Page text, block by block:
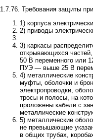
1.7.76. Требования защиты
1) корпуса
2) приводы
3) каркасы
открывающихся
50 В переменного или
ПУЭ — выше 25 В
4) металлические
муфты, оболочки и
электропроводки,
тросы и полосы, на
проложены кабели с
металлические
5) металлические
не превышающие
в общих трубах,